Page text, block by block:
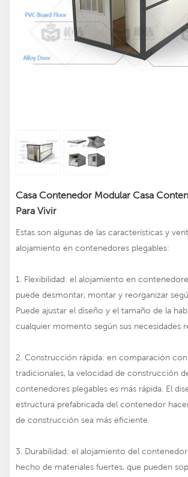
Casa Contenedor Modular Casa
Para Vivir
Estas son algunas de las características y
alojamiento en contenedores plegables:
1. Flexibilidad: el alojamiento en
puede desmontar, montar y reorganizar
Puede ajustar el diseño y el tamaño de la
cualquier momento según sus necesidades
2. Construcción rápida: en comparación
tradicionales, la velocidad de construcción
contenedores plegables es más rápida. El
estructura prefabricada del contenedor
de construcción sea más eficiente.
3. Durabilidad: el alojamiento del
hecho de materiales fuertes, que pueden